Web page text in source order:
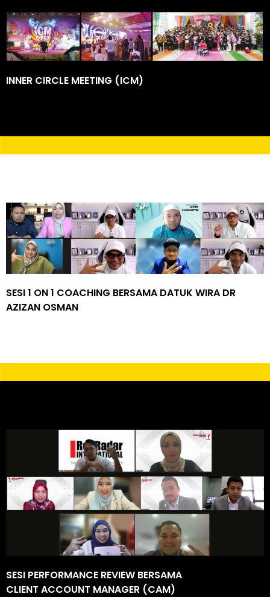
INNER CIRCLE MEETING (ICM)
SESI 1 ON 1 COACHING BERSAMA DATUK WIRA DR
AZIZAN OSMAN
SESI PERFORMANCE REVIEW BERSAMA
CLIENT ACCOUNT MANAGER (CAM)